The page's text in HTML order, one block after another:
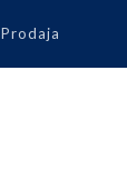
Prodaja